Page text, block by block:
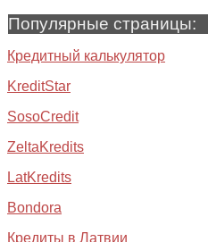
Популярные страницы:
Кредитный калькулятор
KreditStar
SosoCredit
ZeltaKredits
LatKredits
Bondora
Кредиты в Латвии